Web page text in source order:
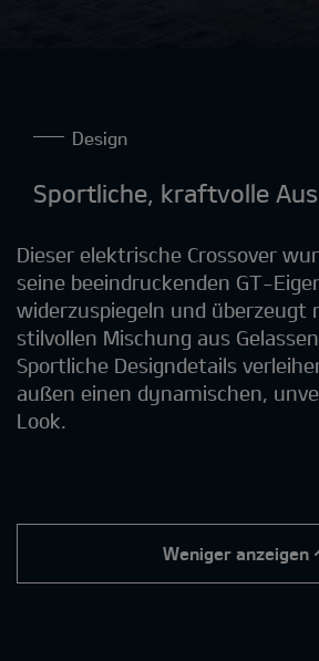
Design
Sportliche, kraftvolle
Dieser elektrische Crossover
seine beeindruckenden GT-
widerzuspiegeln und überzeugt
stilvollen Mischung aus
Sportliche Designdetails
außen einen dynamischen,
Look.
Weniger anzeigen